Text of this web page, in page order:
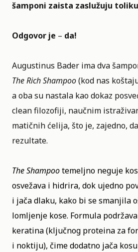
šamponi zaista zaslužuju
Odgovor je – da!
Augustinus Bader ima dva
The Rich Shampoo(kod nas
a oba su nastala kao dokaz
clean filozofiji, naučnim
matičnih ćelija, što je, zajedno,
rezultate.
The Shampootemeljno neguje
osvežava i hidrira, dok ujedno
i jača dlaku, kako bi se smanjila
lomljenje kose. Formula
keratina (ključnog proteina za
i noktiju), čime dodatno jača